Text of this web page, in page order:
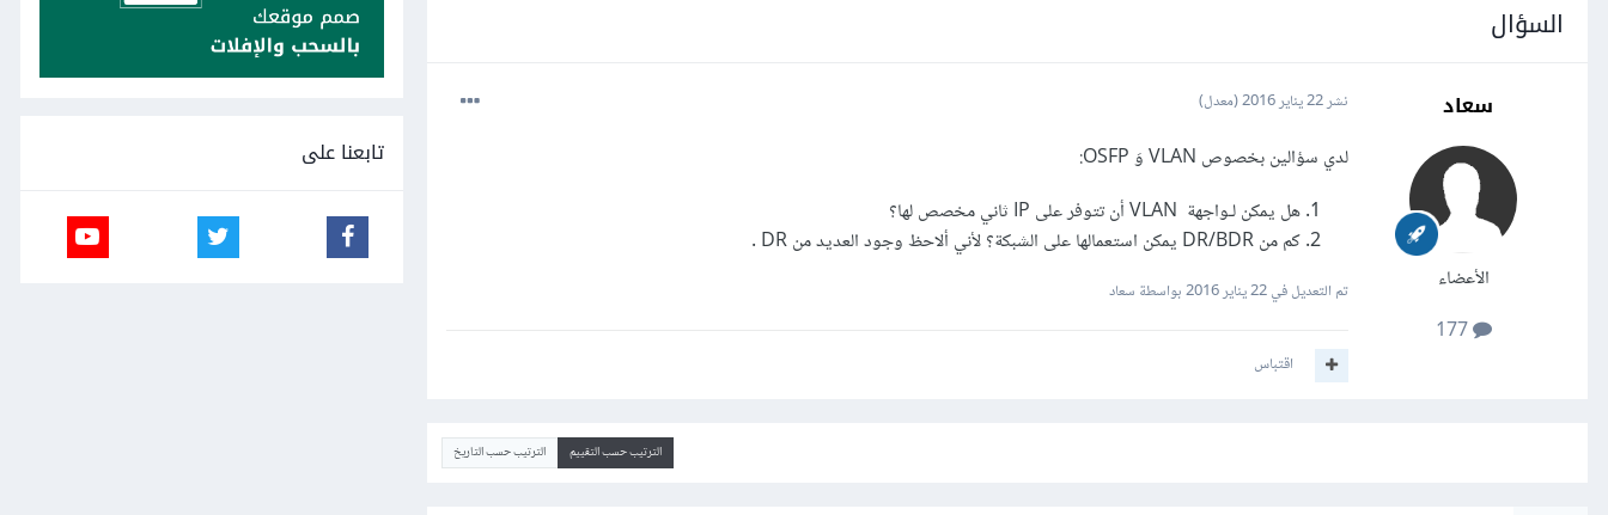
السؤال
سعاد
الأعضاء
177
نشر22 يناير 2016 (معدل)
لدي سؤالين بخصوص VLAN وَ OSFP:
هل يمكن لـواجهة VLAN أن تتوفر على IP ثاني مخصص لها؟
كم من DR/BDR يمكن استعمالها على الشبكة؟ لأني ألاحظ وجود العديد من DR .
تم التعديل في22 يناير 2016 بواسطة سعاد
اقتباس
الترتيب حسب التقييم الترتيب حسب التاريخ
تابعنا على